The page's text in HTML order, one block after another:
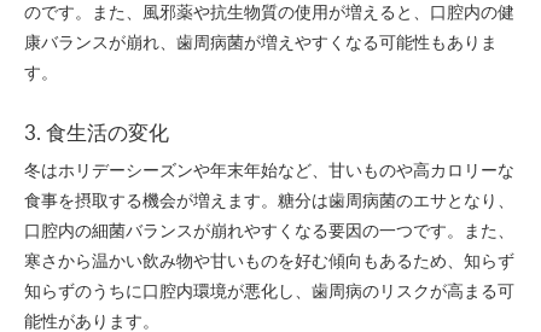
のです。また、風邪薬や抗生物質の使用が増えると、口腔内の健
康バランスが崩れ、歯周病菌が増えやすくなる可能性もありま
す。
3. 食生活の変化
冬はホリデーシーズンや年末年始など、甘いものや高カロリーな
食事を摂取する機会が増えます。糖分は歯周病菌のエサとなり、
口腔内の細菌バランスが崩れやすくなる要因の一つです。また、
寒さから温かい飲み物や甘いものを好む傾向もあるため、知らず
知らずのうちに口腔内環境が悪化し、歯周病のリスクが高まる可
能性があります。